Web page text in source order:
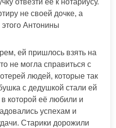
отвезти ее к нотариусу.
не своей дочке, а
Антонины
ей пришлось взять на
не могла справиться с
людей, которые так
с дедушкой стали ей
которой её любили и
успехам и
Старики дорожили